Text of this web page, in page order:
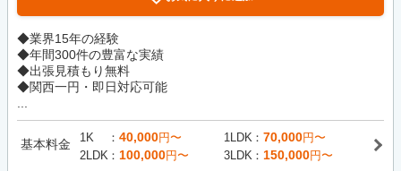
◆業界15年の経験
◆年間300件の豊富な実績
◆出張見積もり無料
◆関西一円・即日対応可能
...
基本料金 1K 40,000円〜 1LDK 70,000円〜
2LDK
100,000円〜 3LDK 150,000円〜